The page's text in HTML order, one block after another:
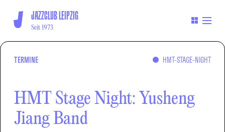
JAZZCLUB LEIPZIG
Seit 1973
TERMINE HMT-STAGE-NIGHT
HMT Stage Night: Yusheng
Jiang Band